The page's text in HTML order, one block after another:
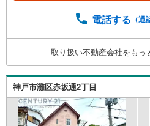
せ下さい■お客様駐車場、
です。 お子様連れでもご
数ございます。 地域密着
建や、1000万円台の中古
扱っています。Yahoo！不
紹介できます。
電話する （通
取り扱い不動産会社をもっ
神戸市灘区赤坂通2丁目